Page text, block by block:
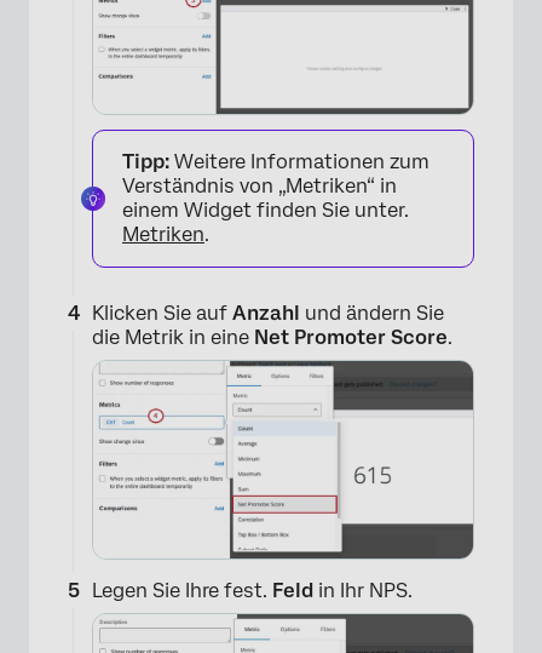
×
Tipp: Weitere Informationen zum
Verständnis von „Metriken“ in
einem Widget finden Sie unter.
Metriken.
Klicken Sie auf Anzahl und ändern Sie
die Metrik in eine Net Promoter Score.
Legen Sie Ihre fest. Feld in Ihr NPS.